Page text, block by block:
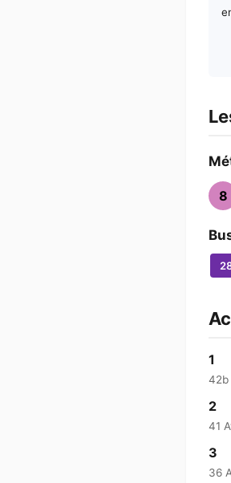
8
1
42b
2
41
3
36